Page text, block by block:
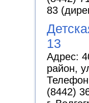
83
13
Адрес:
район,
(8442)